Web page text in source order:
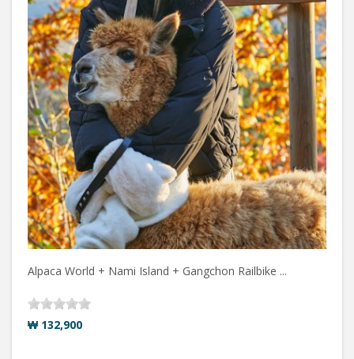
Alpaca World + Nami Island + Gangchon Railbike ...
₩ 132,900